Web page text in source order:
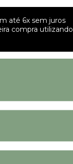
até 6x sem juros
compra